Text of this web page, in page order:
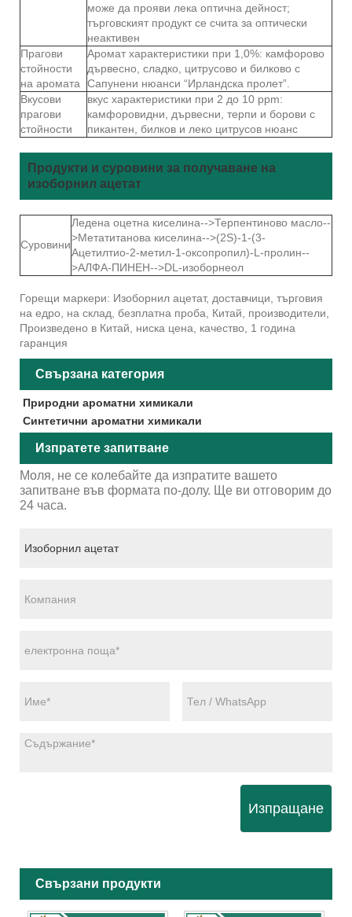
може да прояви лека оптична дейност;
търговският продукт се счита за оптически
неактивен
Прагови
стойности
на аромата
Аромат характеристики при 1,0%: камфорово
дървесно, сладко, цитрусово и билково с
Сапунени нюанси “Ирландска пролет”.
Вкусови
прагови
стойности
вкус характеристики при 2 до 10 ppm:
камфоровидни, дървесни, терпи и борови с
пикантен, билков и леко цитрусов нюанс
Продукти и суровини за получаване на
изоборнил ацетат
Суровини
Ледена оцетна киселина-->Терпентиново масло--
>Метатитанова киселина-->(2S)-1-(3-
Ацетилтио-2-метил-1-оксопропил)-L-пролин--
>АЛФА-ПИНЕН-->DL-изоборнеол
Горещи маркери: Изоборнил ацетат, доставчици, търговия
на едро, на склад, безплатна проба, Китай, производители,
Произведено в Китай, ниска цена, качество, 1 година
гаранция
Свързана категория
Природни ароматни химикали
Синтетични ароматни химикали
Изпратете запитване
Моля, не се колебайте да изпратите вашето
запитване във формата по-долу. Ще ви отговорим до
24 часа.
Изпращане
Свързани продукти